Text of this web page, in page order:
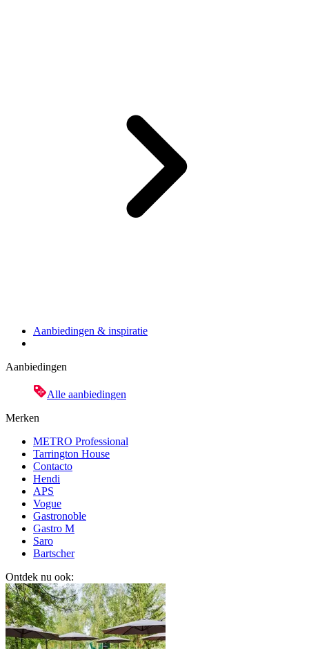
Aanbiedingen & inspiratie
Aanbiedingen
Alle aanbiedingen
Merken
METRO Professional
Tarrington House
Contacto
Hendi
APS
Vogue
Gastronoble
Gastro M
Saro
Bartscher
Ontdek nu ook: